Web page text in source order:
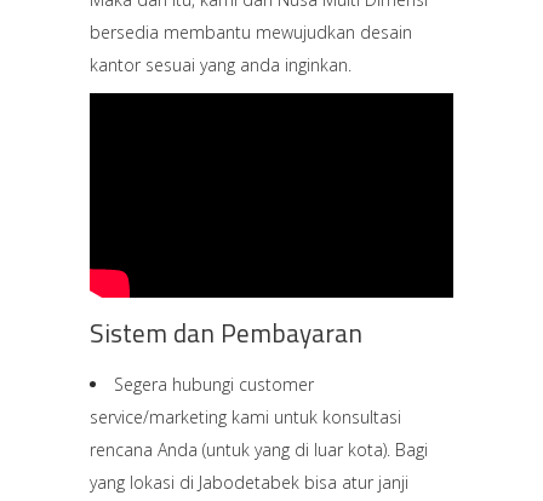
bersedia membantu mewujudkan desain
kantor sesuai yang anda inginkan.
Sistem dan Pembayaran
Segera hubungi customer
service/marketing kami untuk konsultasi
rencana Anda (untuk yang di luar kota). Bagi
yang lokasi di Jabodetabek bisa atur janji